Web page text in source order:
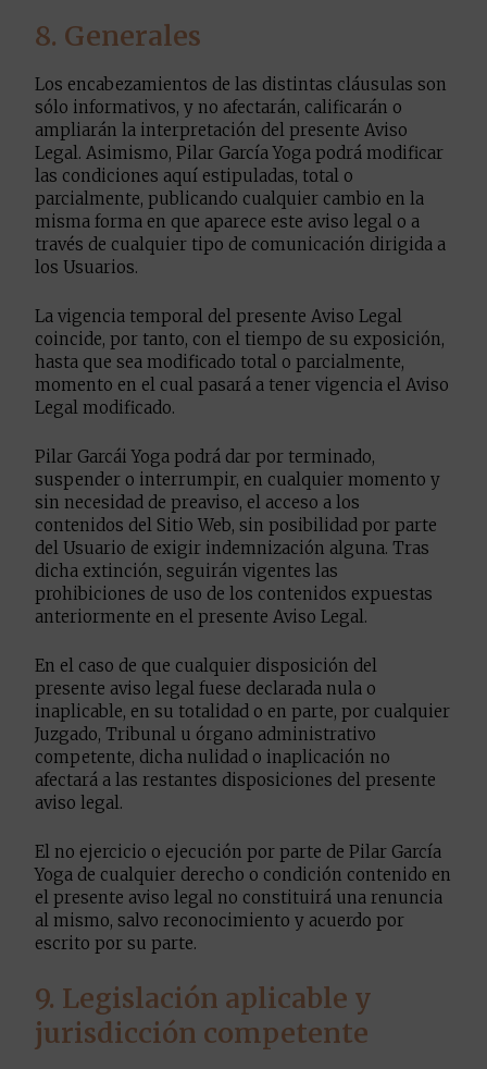
8. Generales
Los encabezamientos de las distintas cláusulas son
sólo informativos, y no afectarán, calificarán o
ampliarán la interpretación del presente Aviso
Legal. Asimismo, Pilar García Yoga podrá modificar
las condiciones aquí estipuladas, total o
parcialmente, publicando cualquier cambio en la
misma forma en que aparece este aviso legal o a
través de cualquier tipo de comunicación dirigida a
los Usuarios.
La vigencia temporal del presente Aviso Legal
coincide, por tanto, con el tiempo de su exposición,
hasta que sea modificado total o parcialmente,
momento en el cual pasará a tener vigencia el Aviso
Legal modificado.
Pilar Garcái Yoga podrá dar por terminado,
suspender o interrumpir, en cualquier momento y
sin necesidad de preaviso, el acceso a los
contenidos del Sitio Web, sin posibilidad por parte
del Usuario de exigir indemnización alguna. Tras
dicha extinción, seguirán vigentes las
prohibiciones de uso de los contenidos expuestas
anteriormente en el presente Aviso Legal.
En el caso de que cualquier disposición del
presente aviso legal fuese declarada nula o
inaplicable, en su totalidad o en parte, por cualquier
Juzgado, Tribunal u órgano administrativo
competente, dicha nulidad o inaplicación no
afectará a las restantes disposiciones del presente
aviso legal.
El no ejercicio o ejecución por parte de Pilar García
Yoga de cualquier derecho o condición contenido en
el presente aviso legal no constituirá una renuncia
al mismo, salvo reconocimiento y acuerdo por
escrito por su parte.
9. Legislación aplicable y
jurisdicción competente